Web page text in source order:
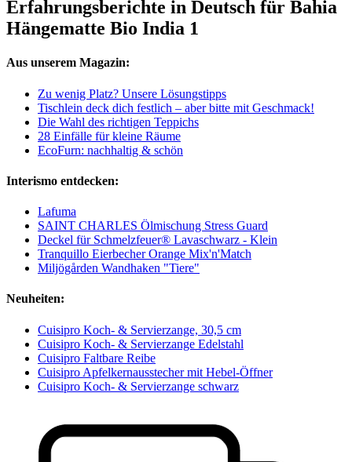
Erfahrungsberichte in Deutsch für Bahia
Hängematte Bio India 1
Aus unserem Magazin:
Zu wenig Platz? Unsere Lösungstipps
Tischlein deck dich festlich – aber bitte mit Geschmack!
Die Wahl des richtigen Teppichs
28 Einfälle für kleine Räume
EcoFurn: nachhaltig & schön
Interismo entdecken:
Lafuma
SAINT CHARLES Ölmischung Stress Guard
Deckel für Schmelzfeuer® Lavaschwarz - Klein
Tranquillo Eierbecher Orange Mix'n'Match
Miljögården Wandhaken "Tiere"
Neuheiten:
Cuisipro Koch- & Servierzange, 30,5 cm
Cuisipro Koch- & Servierzange Edelstahl
Cuisipro Faltbare Reibe
Cuisipro Apfelkernausstecher mit Hebel-Öffner
Cuisipro Koch- & Servierzange schwarz